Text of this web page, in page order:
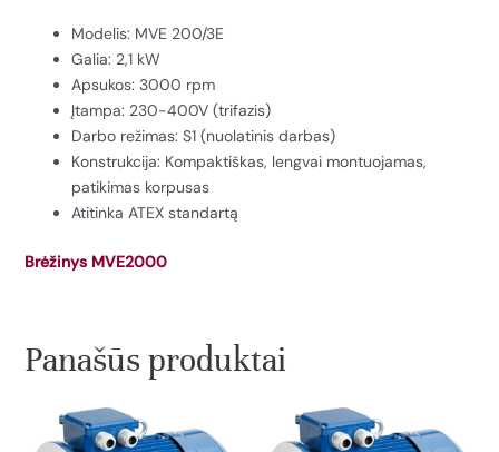
Modelis: MVE 200/3E
Galia: 2,1 kW
Apsukos: 3000 rpm
Įtampa: 230-400V (trifazis)
Darbo režimas: S1 (nuolatinis darbas)
Konstrukcija: Kompaktiškas, lengvai montuojamas,
patikimas korpusas
Atitinka ATEX standartą
Brėžinys MVE2000
Panašūs produktai